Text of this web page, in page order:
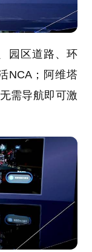
园区道路、环
NCA；阿维塔
需导航即可激